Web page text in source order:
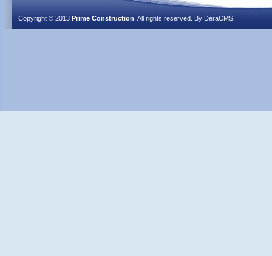
Copyright © 2013 Prime Construction . All rights reserved. By DeraCMS